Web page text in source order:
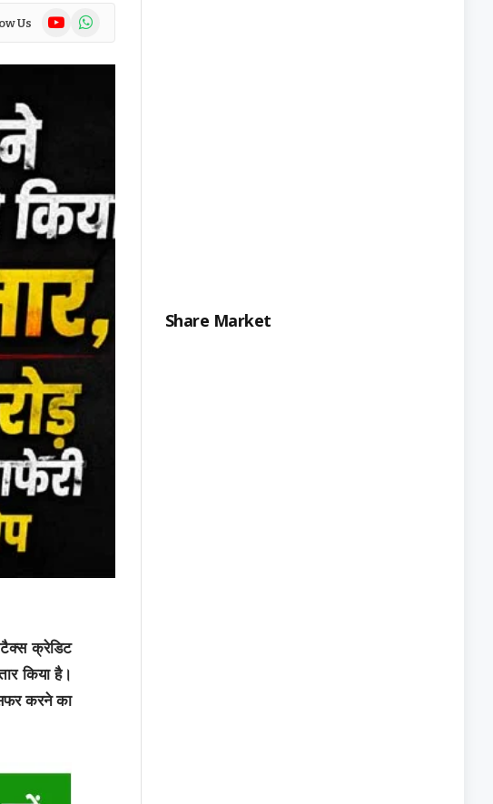
Us YouTubeWhatsApp
क्रेडिट
किया है।
करने का
Share Market